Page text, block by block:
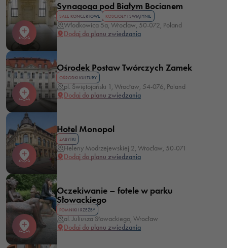
Synagoga pod Białym Bocianem
SALE KONCERTOWE KOŚCIOŁY I ŚWIĄTYNIE
Włodkowica 5a, Wrocław, 50-072, Poland
Dodaj do planu zwiedzania
Ośrodek Postaw Twórczych Zamek
OŚRODKI KULTURY
pl. Świętojański 1, Wrocław, 54-076, Poland
Dodaj do planu zwiedzania
Hotel Monopol
ZABYTKI
Heleny Modrzejewskiej 2, Wrocław, 50-071
Dodaj do planu zwiedzania
Oczekiwanie – fotele w parku
Słowackiego
POMNIKI I RZEŹBY
al. Juliusza Słowackiego, Wrocław
Dodaj do planu zwiedzania